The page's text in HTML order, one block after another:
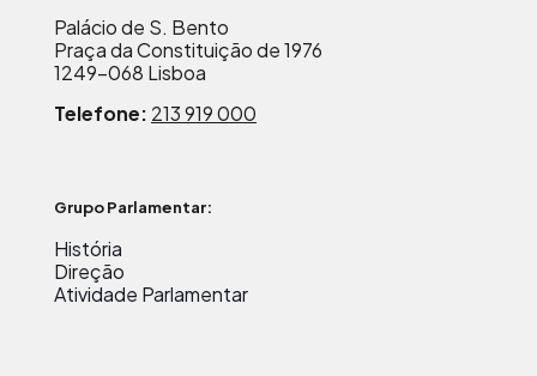
Palácio de S. Bento
Praça da Constituição de 1976
1249-068 Lisboa
Telefone: 213 919 000
Grupo Parlamentar:
História
Direção
Atividade Parlamentar